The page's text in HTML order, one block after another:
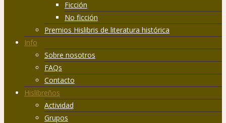
Ficción
No ficción
Premios Hislibris de literatura histórica
Info
Sobre nosotros
FAQs
Contacto
Hislibreños
Actividad
Grupos